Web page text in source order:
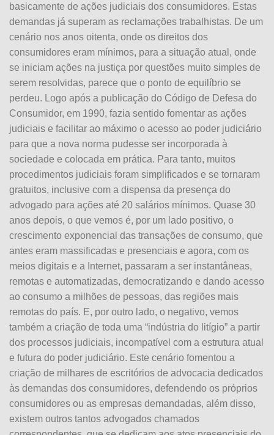
basicamente de ações judiciais dos consumidores. Estas
demandas já superam as reclamações trabalhistas. De um
cenário nos anos oitenta, onde os direitos dos
consumidores eram mínimos, para a situação atual, onde
se iniciam ações na justiça por questões muito simples de
serem resolvidas, parece que o ponto de equilíbrio se
perdeu. Logo após a publicação do Código de Defesa do
Consumidor, em 1990, fazia sentido fomentar as ações
judiciais e facilitar ao máximo o acesso ao poder judiciário
para que a nova norma pudesse ser incorporada à
sociedade e colocada em prática. Para tanto, muitos
procedimentos judiciais foram simplificados e se tornaram
gratuitos, inclusive com a dispensa da presença do
advogado para ações até 20 salários mínimos. Quase 30
anos depois, o que vemos é, por um lado positivo, o
crescimento exponencial das transações de consumo, que
antes eram massificadas e presenciais e agora, com os
meios digitais e a Internet, passaram a ser instantâneas,
remotas e automatizadas, democratizando e dando acesso
ao consumo a milhões de pessoas, das regiões mais
remotas do país. E, por outro lado, o negativo, vemos
também a criação de toda uma “indústria do litígio” a partir
dos processos judiciais, incompatível com a estrutura atual
e futura do poder judiciário. Este cenário fomentou a
criação de milhares de escritórios de advocacia dedicados
às demandas dos consumidores, defendendo os próprios
consumidores ou as empresas demandadas, além disso,
existem outros tantos advogados chamados